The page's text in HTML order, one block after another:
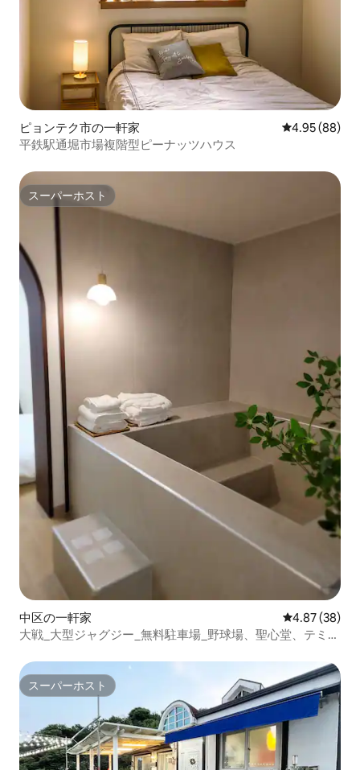
ピョンテク市の一軒家 レビュー88
4.95 (88)
平鉄駅通堀市場複階型ピーナッツハウス
スーパーホスト
スーパーホスト
中区の一軒家 レビュー38
4.87 (38)
大戦_大型ジャグジー_無料駐車場_野球場、聖心堂、テミパ
スーパーホスト
スーパーホスト